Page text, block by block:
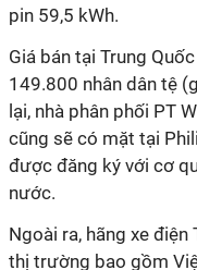
pin 59,5 kWh.
Giá bán tại Trung
149.800 nhân dân tệ
lại, nhà phân phối PT
cũng sẽ có mặt tại
được đăng ký với cơ
nước.
Ngoài ra, hãng xe
thị trường bao gồm